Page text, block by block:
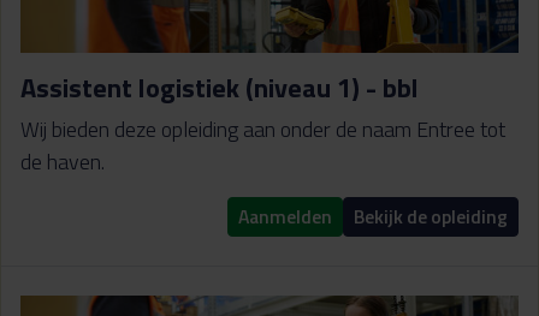
Assistent logistiek (niveau 1) - bbl
Wij bieden deze opleiding aan onder de naam Entree tot
de haven.
Aanmelden Bekijk de opleiding